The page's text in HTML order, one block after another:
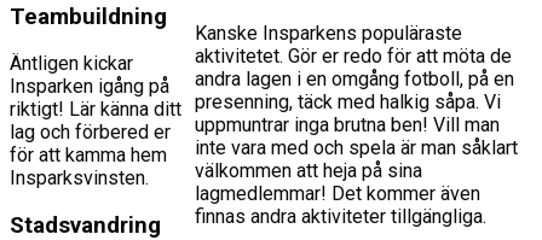
Teambuildning
Äntligen kickar
Insparken igång på
riktigt! Lär känna ditt
lag och förbered er
för att kamma hem
Insparksvinsten.
Stadsvandring
Kanske Insparkens populäraste
aktivitetet. Gör er redo för att möta de
andra lagen i en omgång fotboll, på en
presenning, täck med halkig såpa. Vi
uppmuntrar inga brutna ben! Vill man
inte vara med och spela är man såklart
välkommen att heja på sina
lagmedlemmar! Det kommer även
finnas andra aktiviteter tillgängliga.